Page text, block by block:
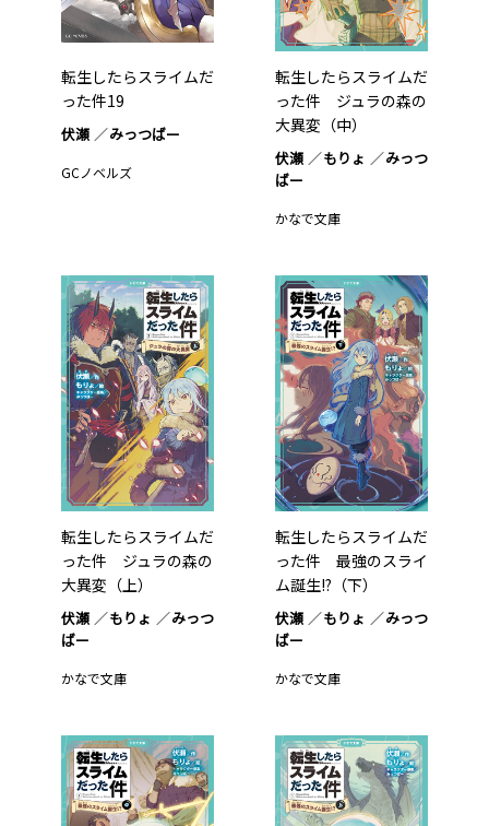
転生したらスライムだ
った件19
伏瀬 みっつばー
GCノベルズ
転生したらスライムだ
った件 ジュラの森の
大異変（中）
伏瀬 もりょ
みっつ
ばー
かなで文庫
転生したらスライムだ
った件 ジュラの森の
大異変（上）
伏瀬 もりょ
みっつ
ばー
かなで文庫
転生したらスライムだ
った件 最強のスライ
ム誕生!?（下）
伏瀬 もりょ
みっつ
ばー
かなで文庫